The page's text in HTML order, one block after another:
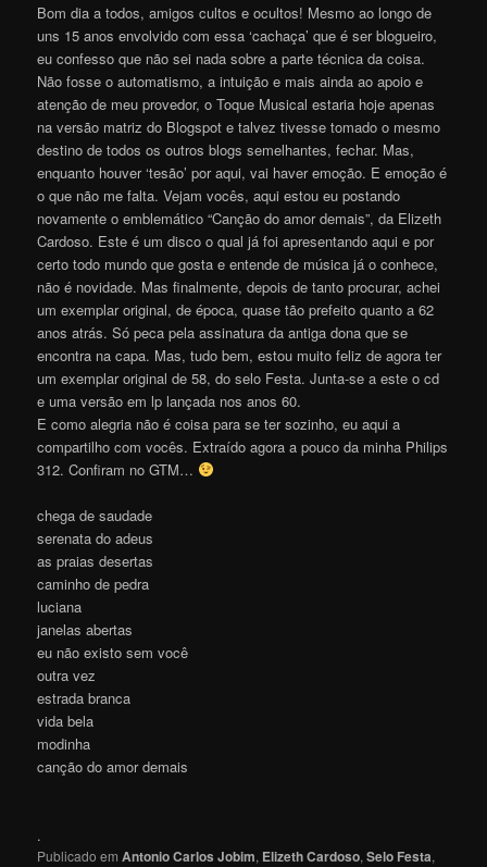
Bom dia a todos, amigos cultos e ocultos! Mesmo ao longo de
uns 15 anos envolvido com essa ‘cachaça’ que é ser blogueiro,
eu confesso que não sei nada sobre a parte técnica da coisa.
Não fosse o automatismo, a intuição e mais ainda ao apoio e
atenção de meu provedor, o Toque Musical estaria hoje apenas
na versão matriz do Blogspot e talvez tivesse tomado o mesmo
destino de todos os outros blogs semelhantes, fechar. Mas,
enquanto houver ‘tesão’ por aqui, vai haver emoção. E emoção é
o que não me falta. Vejam vocês, aqui estou eu postando
novamente o emblemático “Canção do amor demais”, da Elizeth
Cardoso. Este é um disco o qual já foi apresentando aqui e por
certo todo mundo que gosta e entende de música já o conhece,
não é novidade. Mas finalmente, depois de tanto procurar, achei
um exemplar original, de época, quase tão prefeito quanto a 62
anos atrás. Só peca pela assinatura da antiga dona que se
encontra na capa. Mas, tudo bem, estou muito feliz de agora ter
um exemplar original de 58, do selo Festa. Junta-se a este o cd
e uma versão em lp lançada nos anos 60.
E como alegria não é coisa para se ter sozinho, eu aqui a
compartilho com vocês. Extraído agora a pouco da minha Philips
312. Confiram no GTM…
chega de saudade
serenata do adeus
as praias desertas
caminho de pedra
luciana
janelas abertas
eu não existo sem você
outra vez
estrada branca
vida bela
modinha
canção do amor demais
.
Publicado em Antonio Carlos Jobim, Elizeth Cardoso,Selo Festa,